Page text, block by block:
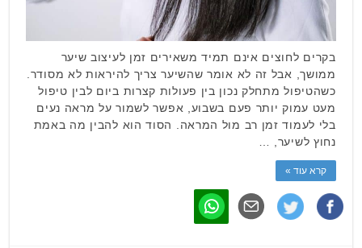
בקרים לחוצים אינם תמיד משאירים זמן לעיצוב שיער
ממושך, אבל זה לא אומר שהשיער צריך להיראות לא מסודר.
כשהטיפול מתחלק נכון בין פעולות קצרות ביום לבין טיפול
מעט עמוק יותר פעם בשבוע, אפשר לשמור על מראה נעים
בלי לעמוד זמן רב מול המראה. הסוד הוא להבין מה באמת
נחוץ לשיער, …
קרא עוד »